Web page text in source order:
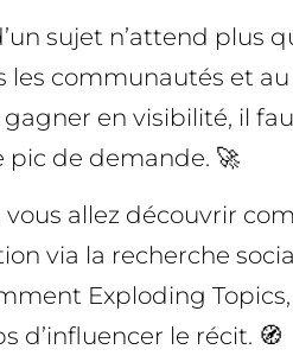
sujet n’attend plus
les communautés et
gagner en visibilité, il
pic de demande. 🚀
vous allez découvrir
via la recherche
Exploding
d’influencer le récit. 🧭